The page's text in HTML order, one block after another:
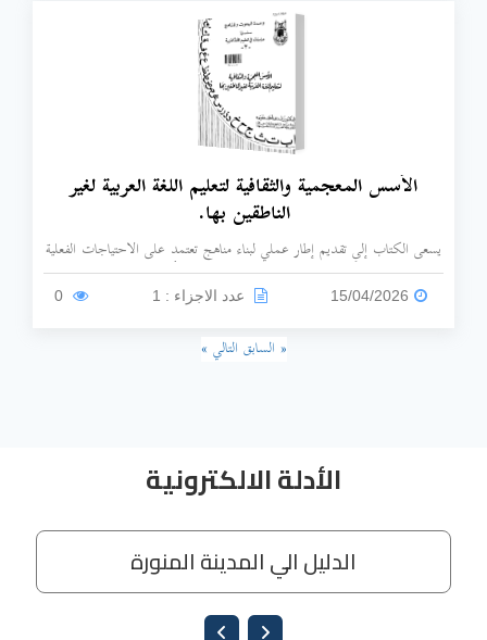
الأسس المعجمية والثقافية لتعليم اللغة العربية لغير
الناطقين بها.
يسعى الكتاب إلى تقديم إطار عملي لبناء مناهج تعتمد على الاحتياجات الفعلية
للدارسين، بعيداً عن العشوائية في اختيار المفردات أو إغفال البعد الحضاري
للغة.
15/04/2026 عدد الاجزاء : 1
« السابق التالي »